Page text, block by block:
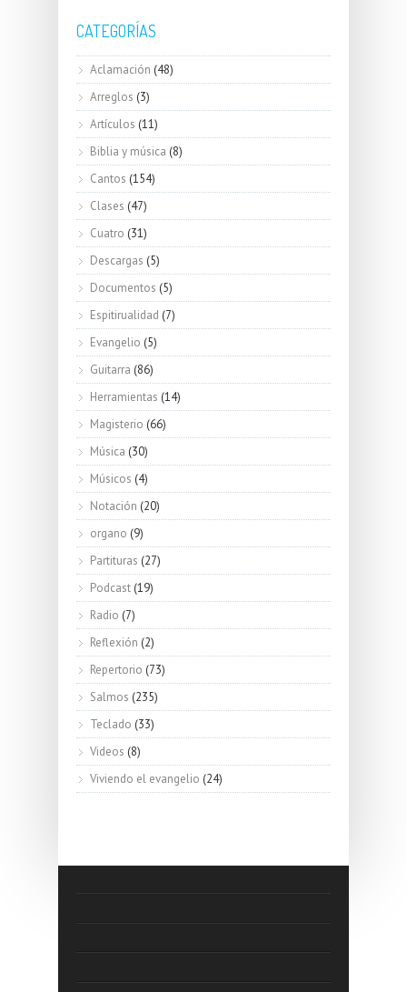
CATEGORÍAS
Aclamación (48)
Arreglos (3)
Artículos (11)
Biblia y música (8)
Cantos (154)
Clases (47)
Cuatro (31)
Descargas (5)
Documentos (5)
Espitirualidad (7)
Evangelio (5)
Guitarra (86)
Herramientas (14)
Magisterio (66)
Música (30)
Músicos (4)
Notación (20)
organo (9)
Partituras (27)
Podcast (19)
Radio (7)
Reflexión (2)
Repertorio (73)
Salmos (235)
Teclado (33)
Videos (8)
Viviendo el evangelio (24)